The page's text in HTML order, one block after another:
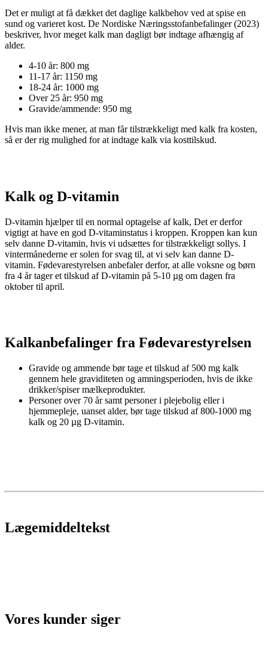
Det er muligt at få dækket det daglige kalkbehov ved at spise en
sund og varieret kost. De Nordiske Næringsstofanbefalinger (2023)
beskriver, hvor meget kalk man dagligt bør indtage afhængig af
alder.
4-10 år: 800 mg
11-17 år: 1150 mg
18-24 år: 1000 mg
Over 25 år: 950 mg
Gravide/ammende: 950 mg
Hvis man ikke mener, at man får tilstrækkeligt med kalk fra kosten,
så er der rig mulighed for at indtage kalk via kosttilskud.
Kalk og D-vitamin
D-vitamin hjælper til en normal optagelse af kalk, Det er derfor
vigtigt at have en god D-vitaminstatus i kroppen. Kroppen kan kun
selv danne D-vitamin, hvis vi udsættes for tilstrækkeligt sollys. I
vintermånederne er solen for svag til, at vi selv kan danne D-
vitamin. Fødevarestyrelsen anbefaler derfor, at alle voksne og børn
fra 4 år tager et tilskud af D-vitamin på 5-10 µg om dagen fra
oktober til april.
Kalkanbefalinger fra Fødevarestyrelsen
Gravide og ammende bør tage et tilskud af 500 mg kalk
gennem hele graviditeten og amningsperioden, hvis de ikke
drikker/spiser mælkeprodukter.
Personer over 70 år samt personer i plejebolig eller i
hjemmepleje, uanset alder, bør tage tilskud af 800-1000 mg
kalk og 20 µg D-vitamin.
Lægemiddeltekst
Vores kunder siger